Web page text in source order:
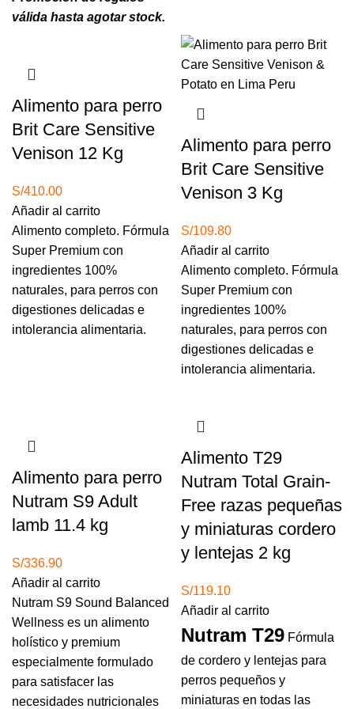
válida hasta agotar stock.
Alimento para perro
Brit Care Sensitive
Venison 12 Kg
S/410.00
Añadir al carrito
Alimento completo. Fórmula
Super Premium con
ingredientes 100%
naturales, para perros con
digestiones delicadas e
intolerancia alimentaria.
Alimento para perro
Brit Care Sensitive
Venison 3 Kg
S/109.80
Añadir al carrito
Alimento completo. Fórmula
Super Premium con
ingredientes 100%
naturales, para perros con
digestiones delicadas e
intolerancia alimentaria.
Alimento para perro
Nutram S9 Adult
lamb 11.4 kg
S/336.90
Añadir al carrito
Nutram S9 Sound Balanced
Wellness es un alimento
holístico y premium
especialmente formulado
para satisfacer las
necesidades nutricionales
Alimento T29
Nutram Total Grain-
Free razas pequeñas
y miniaturas cordero
y lentejas 2 kg
S/119.10
Añadir al carrito
Nutram T29 Fórmula
de cordero y lentejas para
perros pequeños y
miniaturas en todas las